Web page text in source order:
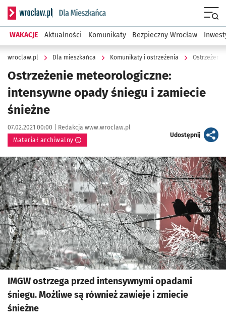
Serwis informacyjny wroclaw.pl podserwis: Dla mieszkańca
WAKACJE Aktualności Komunikaty Bezpieczny Wrocław
wroclaw.pl Dla mieszkańca Komunikaty i ostrzeżenia
Ostrzeżenie meteorologiczne:
intensywne opady śniegu i zamiecie
śnieżne
Data publikacji:
07.02.2021 00:00 | Autor:
Redakcja www.wroclaw.pl
Materiał archiwalny
Udostępnijartykuł
Kliknij, aby powiększyć
IMGW ostrzega przed intensywnymi opadami
śniegu. Możliwe są również zawieje i zmiecie
śnieżne